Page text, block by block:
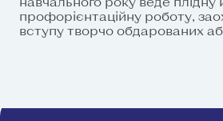
профорієнтаційну роботу,
вступу творчо обдарованих